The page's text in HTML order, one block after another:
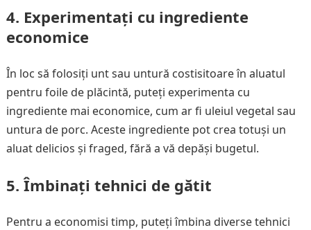
4. Experimentați cu ingrediente
economice
În loc să folosiți unt sau untură costisitoare în aluatul
pentru foile de plăcintă, puteți experimenta cu
ingrediente mai economice, cum ar fi uleiul vegetal sau
untura de porc. Aceste ingrediente pot crea totuși un
aluat delicios și fraged, fără a vă depăși bugetul.
5. Îmbinați tehnici de gătit
Pentru a economisi timp, puteți îmbina diverse tehnici